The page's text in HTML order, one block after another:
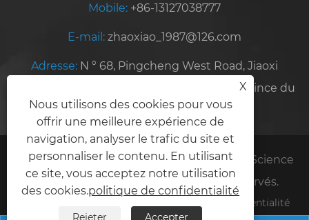
Mobile: +86-13127038777
E-mail: zhaoxiao_1987@126.com
Adresse: N ° 68, Pingcheng West Road, Jiaoxi
Industrial Park, Jiaozhou, Qingdao City, Province du
Shandong, Chine
Copyright © 2025 Qingdao Shende Plastic Science
and Technology Co., Ltd. Tous droits réservés.
politique de confidentialité
X
Nous utilisons des cookies pour vous
offrir une meilleure expérience de
navigation, analyser le trafic du site et
personnaliser le contenu. En utilisant
ce site, vous acceptez notre utilisation
des cookies.politique de confidentialité
Rejeter Accepter